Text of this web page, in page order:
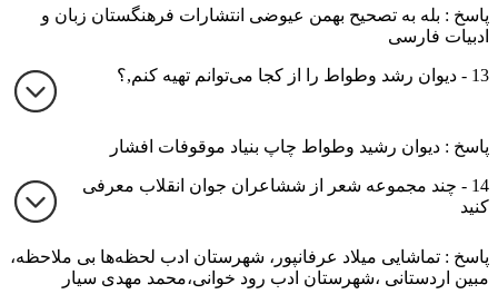
پاسخ : بله به تصحیح بهمن عیوضی انتشارات فرهنگستان زبان و
ادبیات فارسی
13 - دیوان رشد وطواط را از کجا می‌توانم تهیه کنم,؟
پاسخ : دیوان رشید وطواط چاپ بنیاد موقوفات افشار
14 - چند مجموعه شعر از ششاعران جوان انقلاب معرفی
کنید
پاسخ : تماشایی میلاد عرفانپور، شهرستان ادب لحظه‌ها بی ملاحظه،
مبین اردستانی ،شهرستان ادب رود خوانی،محمد مهدی سیار